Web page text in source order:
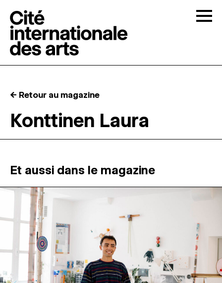
RÉSIDENCES ↓
ATELIERS OUVERTS
PROGRAMMATION
MAGAZINE
ESPACES DE PRATIQUE ARTISTIQUE ↓
← Retour au magazine
Konttinen Laura
Et aussi dans le magazine